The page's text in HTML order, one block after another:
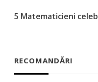
5 Matematicieni
RECOMANDĂRI